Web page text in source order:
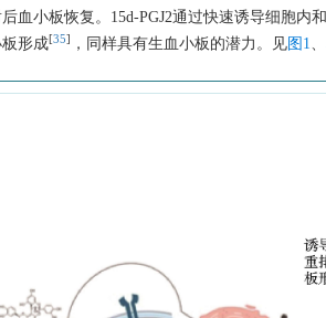
血小板恢复。15d-PGJ2通过快速诱导细胞
形成[35] ，同样具有生血小板的潜力。见图1、